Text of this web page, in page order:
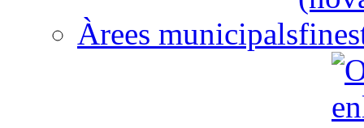
Àrees municipals